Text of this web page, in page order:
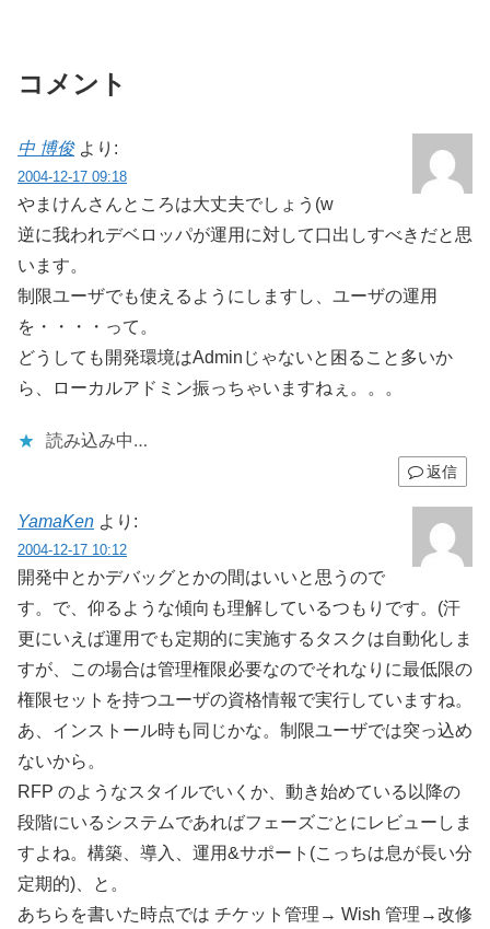
コメント
中 博俊 より:
2004-12-17 09:18
やまけんさんところは大丈夫でしょう(w
逆に我われデベロッパが運用に対して口出しすべきだと思
います。
制限ユーザでも使えるようにしますし、ユーザの運用
を・・・・って。
どうしても開発環境はAdminじゃないと困ること多いか
ら、ローカルアドミン振っちゃいますねぇ。。。
読み込み中…
返信
YamaKen より:
2004-12-17 10:12
開発中とかデバッグとかの間はいいと思うので
す。で、仰るような傾向も理解しているつもりです。(汗
更にいえば運用でも定期的に実施するタスクは自動化しま
すが、この場合は管理権限必要なのでそれなりに最低限の
権限セットを持つユーザの資格情報で実行していますね。
あ、インストール時も同じかな。制限ユーザでは突っ込め
ないから。
RFP のようなスタイルでいくか、動き始めている以降の
段階にいるシステムであればフェーズごとにレビューしま
すよね。構築、導入、運用&サポート(こっちは息が長い分
定期的)、と。
あちらを書いた時点では チケット管理→ Wish 管理→改修